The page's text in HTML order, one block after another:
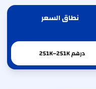
نطاق السعر
درهم 251K–251K